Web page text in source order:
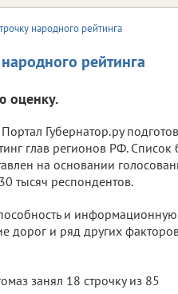
народного рейтинга
рейтинга
оценку.
Портал Губернатор.ру
глав регионов РФ. Список
на основании
тысяч респондентов.
и информационную
дорог и ряд других
занял 18 строчку из 85